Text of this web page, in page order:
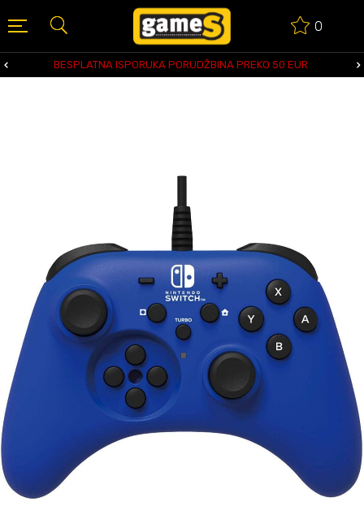
0
BESPLATNA ISPORUKA PORUDŽBINA PREKO 50 EUR